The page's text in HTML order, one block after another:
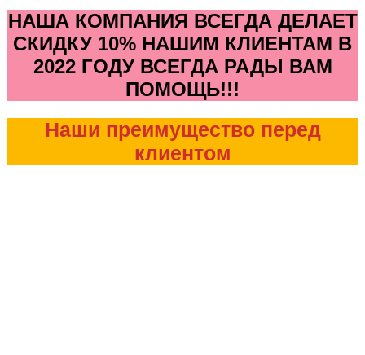
НАША КОМПАНИЯ ВСЕГДА ДЕЛАЕТ
СКИДКУ 10% НАШИМ КЛИЕНТАМ В
2022 ГОДУ ВСЕГДА РАДЫ ВАМ
ПОМОЩЬ!!!
Наши преимущество перед
клиентом